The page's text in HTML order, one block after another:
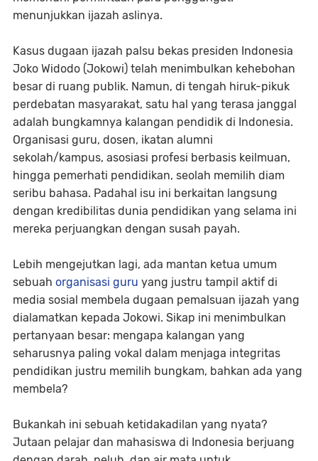
menunjukkan ijazah aslinya.
Kasus dugaan ijazah palsu bekas presiden Indonesia
Joko Widodo (Jokowi) telah menimbulkan kehebohan
besar di ruang publik. Namun, di tengah hiruk-pikuk
perdebatan masyarakat, satu hal yang terasa janggal
adalah bungkamnya kalangan pendidik di Indonesia.
Organisasi guru, dosen, ikatan alumni
sekolah/kampus, asosiasi profesi berbasis keilmuan,
hingga pemerhati pendidikan, seolah memilih diam
seribu bahasa. Padahal isu ini berkaitan langsung
dengan kredibilitas dunia pendidikan yang selama ini
mereka perjuangkan dengan susah payah.
Lebih mengejutkan lagi, ada mantan ketua umum
sebuah organisasi guru yang justru tampil aktif di
media sosial membela dugaan pemalsuan ijazah yang
dialamatkan kepada Jokowi. Sikap ini menimbulkan
pertanyaan besar: mengapa kalangan yang
seharusnya paling vokal dalam menjaga integritas
pendidikan justru memilih bungkam, bahkan ada yang
membela?
Bukankah ini sebuah ketidakadilan yang nyata?
Jutaan pelajar dan mahasiswa di Indonesia berjuang